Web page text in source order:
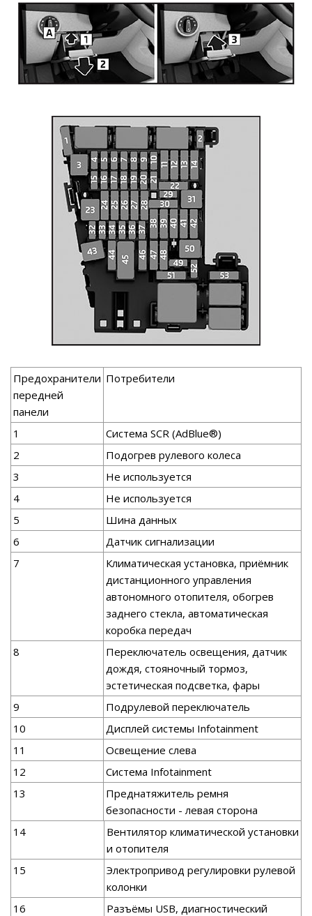
Предохранители
передней
панели
Потребители
1
Система SCR (AdBlue®)
2
Подогрев рулевого колеса
3
Не используется
4
Не используется
5
Шина данных
6
Датчик сигнализации
7
Климатическая установка, приёмник
дистанционного управления
автономного отопителя, обогрев
заднего стекла, автоматическая
коробка передач
8
Переключатель освещения, датчик
дождя, стояночный тормоз,
эстетическая подсветка, фары
9
Подрулевой переключатель
10
Дисплей системы Infotainment
11
Освещение слева
12
Система Infotainment
13
Преднатяжитель ремня
безопасности - левая сторона
14
Вентилятор климатической установки
и отопителя
15
Электропривод регулировки рулевой
колонки
16
Разъёмы USB, диагностический